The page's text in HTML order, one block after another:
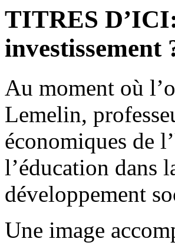
TITRES
investissement
Au moment où
Lemelin,
économiques de
l’éducation dans
développement
Une image